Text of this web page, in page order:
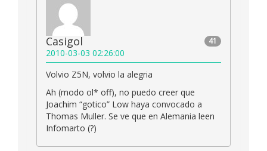
41
Casigol
2010-03-03 02:26:00
Volvio Z5N, volvio la alegria
Ah (modo ol* off), no puedo creer que
Joachim “gotico” Low haya convocado a
Thomas Muller. Se ve que en Alemania leen
Infomarto (?)